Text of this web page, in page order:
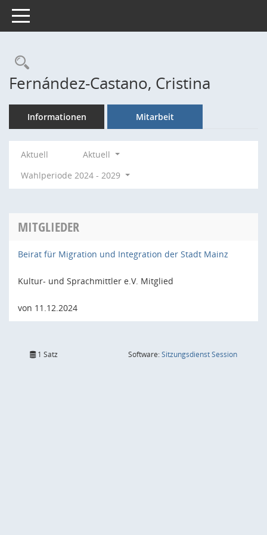
Toggle navigation
Rechercheauswahl
Fernández-Castano, Cristina
Informationen Mitarbeit
Aktuell
Aktuell
Wahlperiode 2024 - 2029
MITGLIEDER
Beirat für Migration und Integration der Stadt Mainz
Kultur- und Sprachmittler e.V. Mitglied
von 11.12.2024
1 Satz Software:SitzungsdienstSession(Wird in